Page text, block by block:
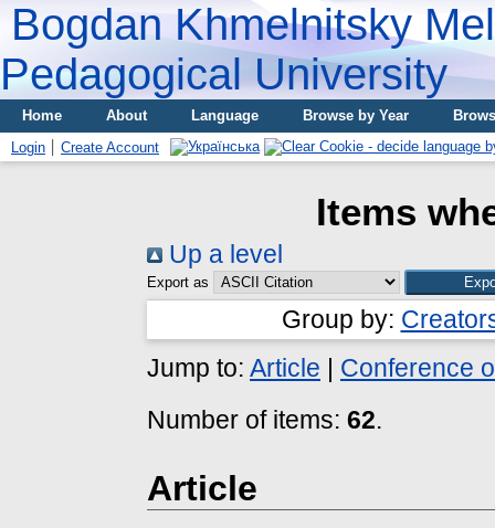
Bogdan Khmelnitsky
Pedagogical University
Home About Language Browse by Year
Login
Create Account
Items
Up a level
Export as
Group by:
Jump to: Article | Conference
Number of items: 62.
Article